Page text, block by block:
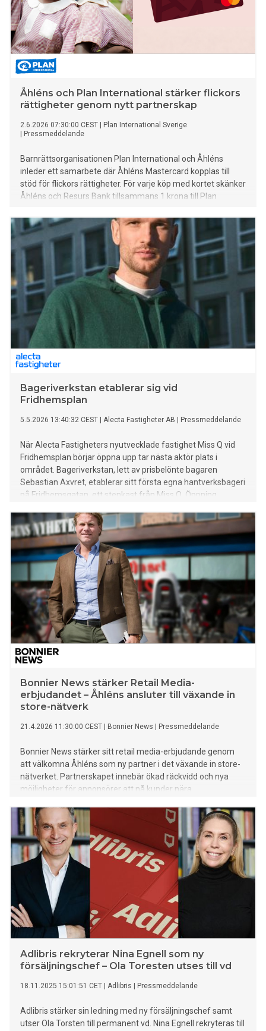
Åhléns och Plan International stärker flickors
rättigheter genom nytt partnerskap
2.6.2026 07:30:00 CEST
Plan International Sverige
Pressmeddelande
Barnrättsorganisationen Plan International och Åhléns
inleder ett samarbete där Åhléns Mastercard kopplas till
stöd för flickors rättigheter. För varje köp med kortet skänker
Åhléns och Resurs Bank tillsammans 1 krona till Plan
Bageriverkstan etablerar sig vid
Fridhemsplan
5.5.2026 13:40:32 CEST Alecta Fastigheter AB Pressmeddelande
När Alecta Fastigheters nyutvecklade fastighet Miss Q vid
Fridhemsplan börjar öppna upp tar nästa aktör plats i
området. Bageriverkstan, lett av prisbelönte bagaren
Sebastian Axvret, etablerar sitt första egna hantverksbageri
på Fridhemsgatan, ett stenkast från Miss Q. Öppning
Bonnier News stärker Retail Media-
erbjudandet – Åhléns ansluter till växande in
store-nätverk
21.4.2026 11:30:00 CEST Bonnier News Pressmeddelande
Bonnier News stärker sitt retail media-erbjudande genom
att välkomna Åhléns som ny partner i det växande in store-
nätverket. Partnerskapet innebär ökad räckvidd och nya
möjligheter för annonsörer att nå kunder nära
Adlibris rekryterar Nina Egnell som ny
försäljningschef – Ola Toresten utses till vd
18.11.2025 15:01:51 CET Adlibris Pressmeddelande
Adlibris stärker sin ledning med ny försäljningschef samt
utser Ola Torsten till permanent vd. Nina Egnell rekryteras till